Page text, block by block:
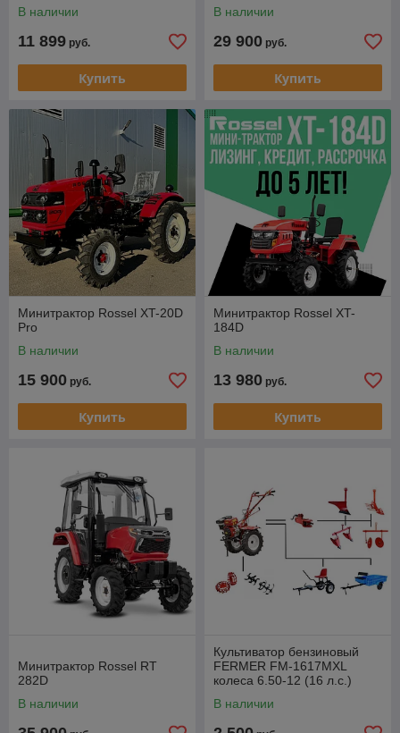
В наличии
11 899 руб.
Купить
В наличии
29 900 руб.
Купить
Минитрактор Rossel XT-20D
Pro
В наличии
15 900 руб.
Купить
Минитрактор Rossel XT-
184D
В наличии
13 980 руб.
Купить
Минитрактор Rossel RT
282D
В наличии
Культиватор бензиновый
FERMER FM-1617MXL
колеса 6.50-12 (16 л.с.)
рядн (Цена к-та)
В наличии